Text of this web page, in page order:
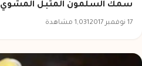
سمك السلمون المتبل المشوي
17 نوفمبر 2017 1,031 مشاهدة